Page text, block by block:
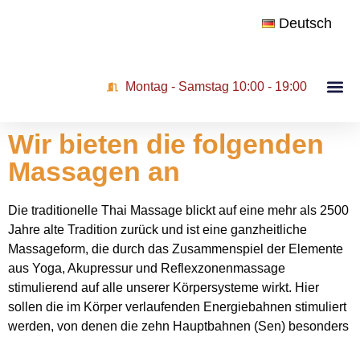
Deutsch
Montag - Samstag 10:00 - 19:00
Wir bieten die folgenden
Massagen an
Die traditionelle Thai Massage blickt auf eine mehr als 2500
Jahre alte Tradition zurück und ist eine ganzheitliche
Massageform, die durch das Zusammenspiel der Elemente
aus Yoga, Akupressur und Reflexzonenmassage
stimulierend auf alle unserer Körpersysteme wirkt. Hier
sollen die im Körper verlaufenden Energiebahnen stimuliert
werden, von denen die zehn Hauptbahnen (Sen) besonders